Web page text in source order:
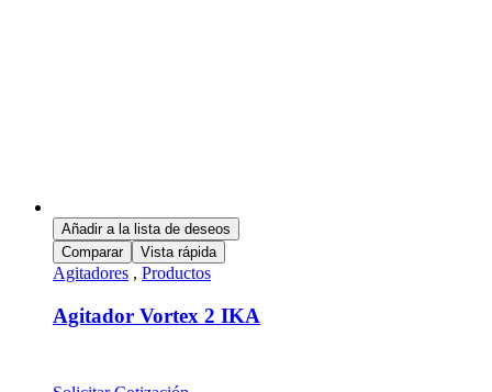
Añadir a la lista de deseos
Comparar
Vista rápida
Agitadores , Productos
Agitador Vortex 2 IKA